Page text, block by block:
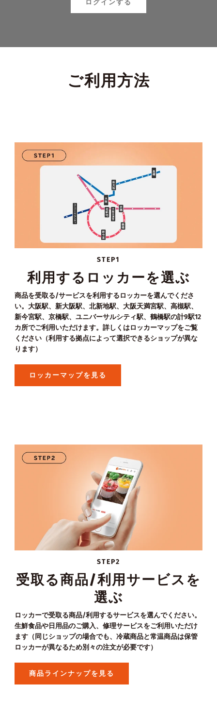
ログインする
ご利用方法
STEP1
利用するロッカーを選ぶ
商品を受取る/サービスを利用するロッカーを選んでくださ
い。大阪駅、新大阪駅、北新地駅、大阪天満宮駅、高槻駅、
新今宮駅、京橋駅、ユニバーサルシティ駅、鶴橋駅の計9駅12
カ所でご利用いただけます。詳しくはロッカーマップをご覧
ください（利用する拠点によって選択できるショップが異な
ります）
ロッカーマップを見る
STEP2
受取る商品/利用サービスを
選ぶ
ロッカーで受取る商品/利用するサービスを選んでください。
生鮮食品や日用品のご購入、修理サービスをご利用いただけ
ます（同じショップの場合でも、冷蔵商品と常温商品は保管
ロッカーが異なるため別々の注文が必要です）
商品ラインナップを見る